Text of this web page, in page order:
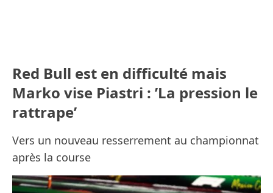
Red Bull est en difficulté mais
Marko vise Piastri : ’La pression le
rattrape’
Vers un nouveau resserrement au championnat
après la course